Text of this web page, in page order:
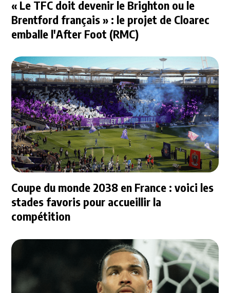
« Le TFC doit devenir le Brighton ou le
Brentford français » : le projet de Cloarec
emballe l'After Foot (RMC)
Coupe du monde 2038 en France : voici les
stades favoris pour accueillir la
compétition